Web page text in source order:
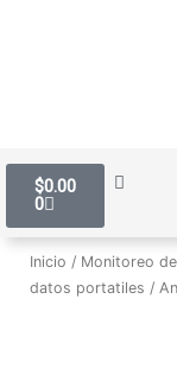
$0.00
0
Carrito
Inicio / Monitoreo
datos portatiles /